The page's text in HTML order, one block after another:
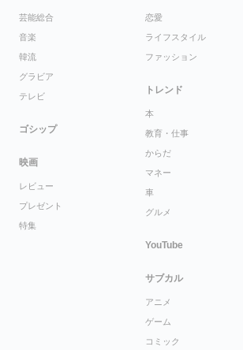
芸能総合
音楽
韓流
グラビア
テレビ
ゴシップ
映画
レビュー
プレゼント
特集
恋愛
ライフスタイル
ファッション
トレンド
本
教育・仕事
からだ
マネー
車
グルメ
YouTube
サブカル
アニメ
ゲーム
コミック